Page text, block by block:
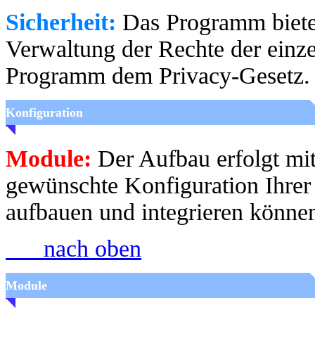
Sicherheit: Das Programm
Verwaltung der Rechte der
Programm dem Privacy-Gesetz.
Konfiguration
Module: Der Aufbau erfolgt
gewünschte Konfiguration
aufbauen und integrieren
nach oben
Module